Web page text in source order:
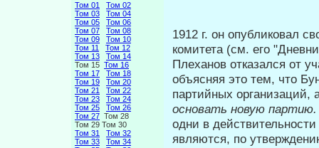
Том 01
Том 02
Том 03
Том 04
Том 05
Том 06
Том 07
Том 08
Том 09
Том 10
Том 11
Том 12
Том 13
Том 14
Том 15 Том 16
Том 17
Том 18
Том 19
Том 20
Том 21
Том 22
Том 23
Том 24
Том 25
Том 26
Том 27 Том 28
Том 29 Том 30
Том 31
Том 32
Том 33
Том 34
1912 г. он опубликовал
комитета (см. его
Плеханов отказался от
объ­ясняя это тем, что
партийных орга­низаций,
основать новую
одни в
являются, по